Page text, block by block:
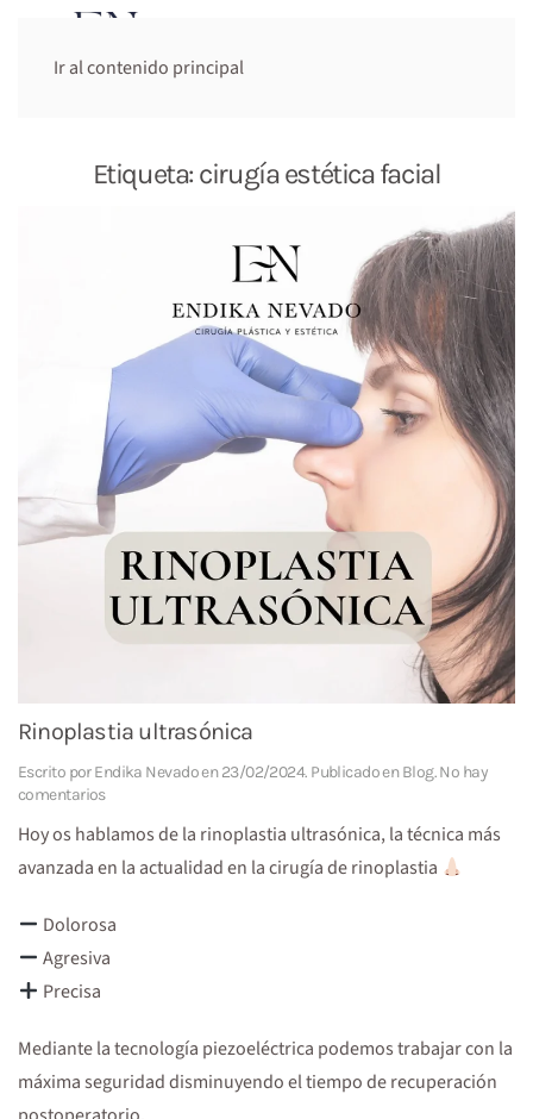
Ir al contenido principal
Etiqueta: cirugía estética facial
Rinoplastia ultrasónica
Escrito porEndika Nevadoen23/02/2024. Publicado enBlog.No hay
comentariosen
ultrasónica
Hoy os hablamos de la rinoplastia ultrasónica, la técnica más
avanzada en la actualidad en la cirugía de rinoplastia
Dolorosa
Agresiva
Precisa
Mediante la tecnología piezoeléctrica podemos trabajar con la
máxima seguridad disminuyendo el tiempo de recuperación